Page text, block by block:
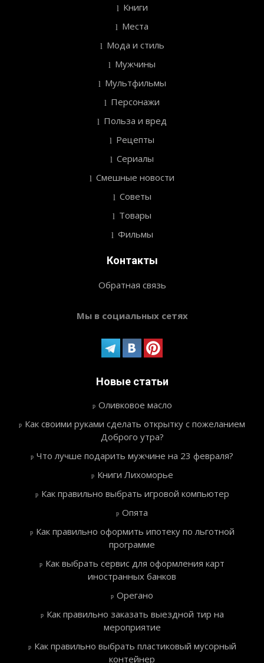
Книги
Места
Мода и стиль
Мужчины
Мультфильмы
Персонажи
Польза и вред
Рецепты
Сериалы
Смешные новости
Советы
Товары
Фильмы
Контакты
Обратная связь
Мы в социальных сетях
Новые статьи
Оливковое масло
Как своими руками сделать открытку с пожеланием
Доброго утра?
Что лучше подарить мужчине на 23 февраля?
Книги Лихоморье
Как правильно выбрать игровой компьютер
Опята
Как правильно оформить ипотеку по льготной
программе
Как выбрать сервис для оформления карт
иностранных банков
Орегано
Как правильно заказать выездной тир на
мероприятие
Как правильно выбрать пластиковый мусорный
контейнер